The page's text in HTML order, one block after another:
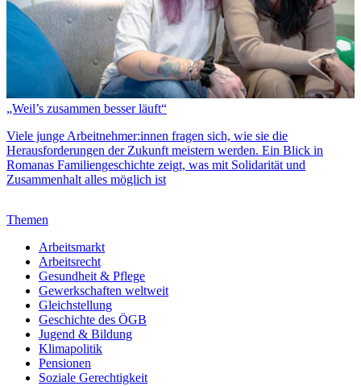
„Weil’s zusammen besser läuft“
Viele junge Arbeitnehmer:innen fragen sich, wie sie die
Herausforderungen der Zukunft meistern werden. Ein Blick in
Romanas Familiengeschichte zeigt, was mit Solidarität und
Zusammenhalt alles möglich ist
Themen
Arbeitsmarkt
Arbeitsrecht
Gesundheit & Pflege
Gewerkschaften weltweit
Gleichstellung
Geschichte des ÖGB
Jugend & Bildung
Klimapolitik
Pensionen
Soziale Gerechtigkeit